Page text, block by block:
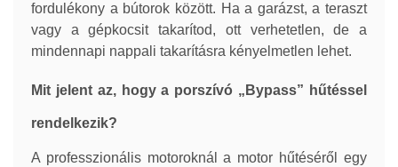
fordulékony a bútorok között. Ha a garázst, a teraszt
vagy a gépkocsit takarítod, ott verhetetlen, de a
mindennapi nappali takarításra kényelmetlen lehet.
Mit jelent az, hogy a porszívó „Bypass” hűtéssel
rendelkezik?
A professzionális motoroknál a motor hűtéséről egy